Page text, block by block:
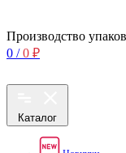
Производство
0 / 0 ₽
Каталог